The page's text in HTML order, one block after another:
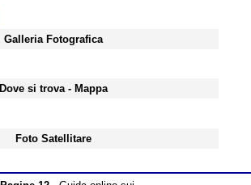
Galleria Fotografica
Dove si trova - Mappa
Foto Satellitare